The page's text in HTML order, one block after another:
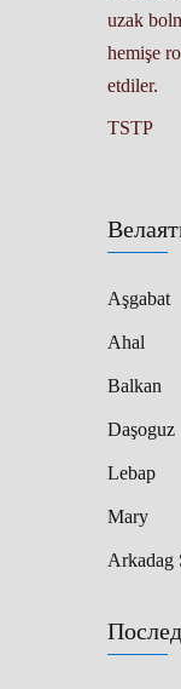
Aşgabat
Ahal
Balkan
Daşoguz
Lebap
Mary
Arkadag
uzak
hemişe
etdiler.
TSTP